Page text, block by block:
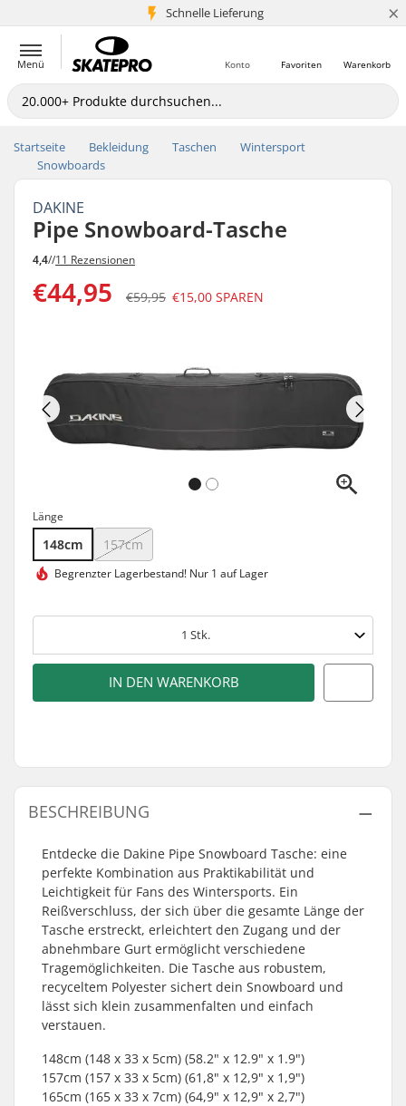
Schnelle Lieferung
5+ Mio. Kunden ×
Menü Warenkorb
Favoriten
Konto
Startseite Bekleidung Taschen
Wintersport
Snowboards
DAKINE
Pipe Snowboard-Tasche
4,4//11 Rezensionen
€44,95 €59,95 €15,00 SPAREN
Länge
148cm 157cm
Begrenzter Lagerbestand! Nur 1 auf Lager
1 Stk.
IN DEN WARENKORB
BESCHREIBUNG
Entdecke die Dakine Pipe Snowboard Tasche: eine
perfekte Kombination aus Praktikabilität und
Leichtigkeit für Fans des Wintersports. Ein
Reißverschluss, der sich über die gesamte Länge der
Tasche erstreckt, erleichtert den Zugang und der
abnehmbare Gurt ermöglicht verschiedene
Tragemöglichkeiten. Die Tasche aus robustem,
recyceltem Polyester sichert dein Snowboard und
lässt sich klein zusammenfalten und einfach
verstauen.
148cm (148 x 33 x 5cm) (58.2" x 12.9" x 1.9")
157cm (157 x 33 x 5cm) (61,8" x 12,9" x 1,9")
165cm (165 x 33 x 7cm) (64,9" x 12,9" x 2,7")